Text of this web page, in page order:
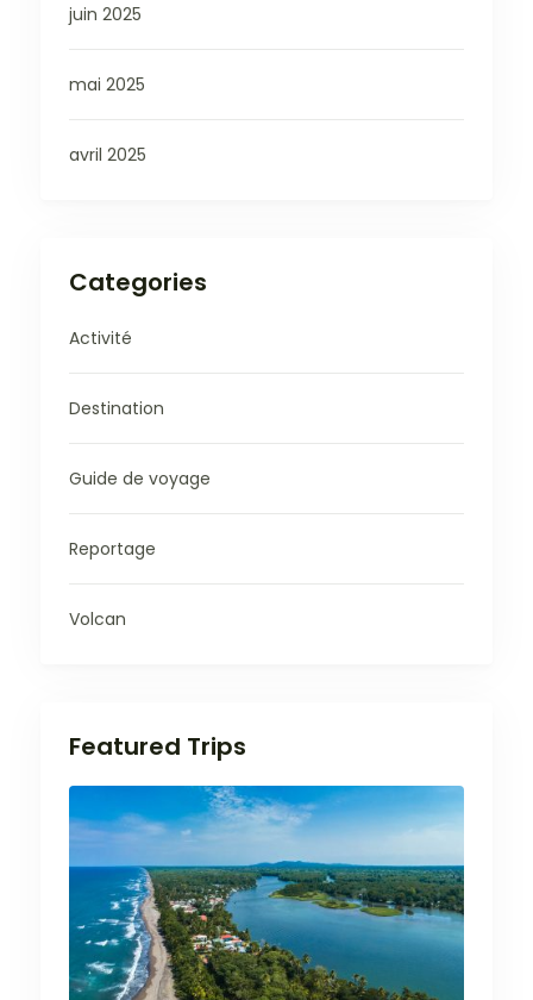
juin 2025
mai 2025
avril 2025
Categories
Activité
Destination
Guide de voyage
Reportage
Volcan
Featured Trips